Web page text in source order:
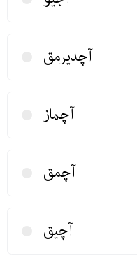
آچدیرمق
آچماز
آچمق
آچیق